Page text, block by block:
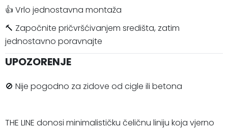
👍 Vrlo jednostavna montaža
🔨 Započnite pričvršćivanjem središta, zatim
jednostavno poravnajte
UPOZORENJE
🚫 Nije pogodno za zidove od cigle ili betona
THE LINE donosi minimalističku čeličnu liniju koja vjerno